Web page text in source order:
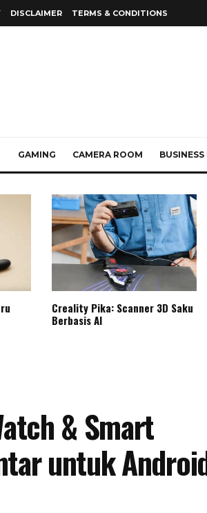
DISCLAIMER TERMS & CONDITIONS
GAMING CAMERA ROOM
Creality Pika: Scanner 3D Saku
Berbasis AI
& Smart
untuk